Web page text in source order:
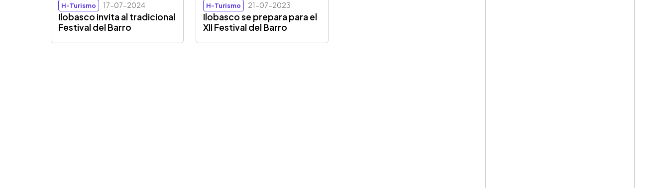
H-Turismo 17-07-2024
Ilobasco invita al tradicional
Festival del Barro
H-Turismo 21-07-2023
Ilobasco se prepara para el
XII Festival del Barro